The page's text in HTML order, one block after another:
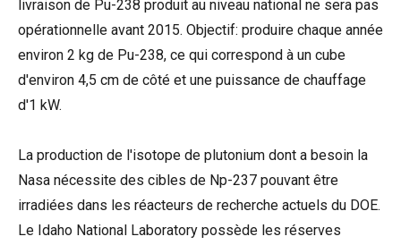
livraison de Pu-238 produit au niveau national ne sera pas
opérationnelle avant 2015. Objectif: produire chaque année
environ 2 kg de Pu-238, ce qui correspond à un cube
d'environ 4,5 cm de côté et une puissance de chauffage
d'1 kW.
La production de l'isotope de plutonium dont a besoin la
Nasa nécessite des cibles de Np-237 pouvant être
irradiées dans les réacteurs de recherche actuels du DOE.
Le Idaho National Laboratory possède les réserves